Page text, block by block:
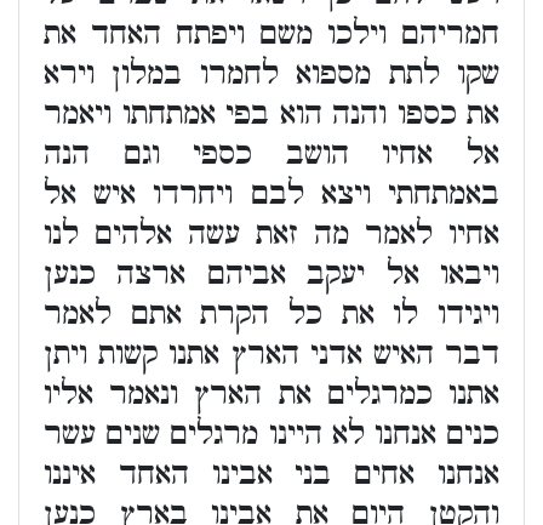
חמריהם וילכו משם ויפתח האחד את
שקו לתת מספוא לחמרו במלון וירא
את כספו והנה הוא בפי אמתחתו ויאמר
אל אחיו הושב כספי וגם הנה
באמתחתי ויצא לבם ויחרדו איש אל
אחיו לאמר מה זאת עשה אלהים לנו
ויבאו אל יעקב אביהם ארצה כנען
ויגידו לו את כל הקרת אתם לאמר
דבר האיש אדני הארץ אתנו קשות ויתן
אתנו כמרגלים את הארץ ונאמר אליו
כנים אנחנו לא היינו מרגלים שנים עשר
אנחנו אחים בני אבינו האחד איננו
והקטן היום את אבינו בארץ כנען